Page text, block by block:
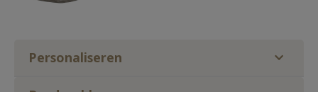
Personaliseren